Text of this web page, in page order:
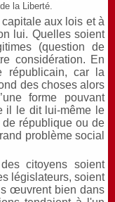
la Liberté.
aux lois et à
lui. Quelles soient
(question de
considération. En
républicain, car la
des choses alors
forme pouvant
il le dit lui-même le
république ou de
problème social
citoyens soient
législateurs, soient
œuvrent bien dans